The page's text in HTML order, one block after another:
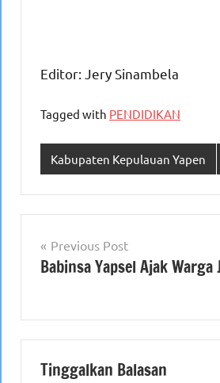
Editor: Jery Sinambela
Tagged with PENDIDIKAN
Kabupaten Kepulauan Yapen
Navigasi
pos
Previous Post
Babinsa Yapsel Ajak Warga
Tinggalkan Balasan